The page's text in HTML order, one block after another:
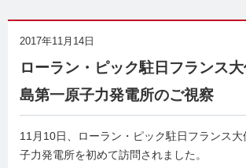
2017年11月14日
ローラン・ピック駐日フランス
島第一原子力発電所のご視察
11月10日、ローラン・ピック駐日フランス
子力発電所を初めて訪問されました。